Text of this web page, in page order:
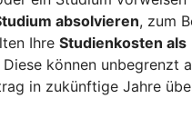
absolvieren, zum
Ihre Studienkosten als
Diese können unbegrenzt
in zukünftige Jahre